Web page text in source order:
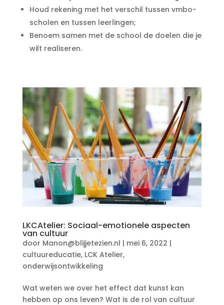
Houd rekening met het verschil tussen vmbo-
scholen en tussen leerlingen;
Benoem samen met de school de doelen die je
wilt realiseren.
LKCAtelier: Sociaal-emotionele aspecten
van cultuur
door Manon@blijjetezien.nl | mei 6, 2022 |
cultuureducatie, LCK Atelier,
onderwijsontwikkeling
Wat weten we over het effect dat kunst kan
hebben op ons leven? Wat is de rol van cultuur